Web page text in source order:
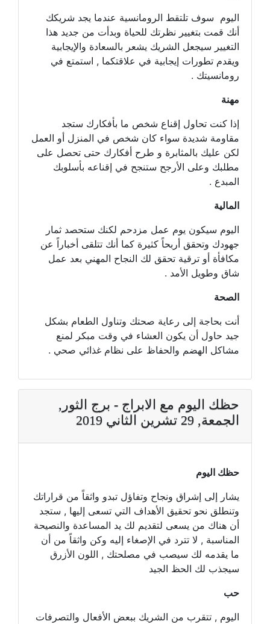
اليوم سوف تلتقط الرومانسية عندما يجد شريكك
أنك قمت بتغيير نظرتك للحياة وبدأت من جديد هذا
التغيير سيجعل الشريك يشعر بالسعادة والإيجابية
ويقدم تطورات إيجابية في علاقتكما , استمتع في
رومانسيتك .
مهنة
إذا كنت تحاول إقناع شخص ما بأفكارك ستجد
مقاومة شديدة سواء كان شخص في المنزل أو العمل
لكن عليك بالمثابرة و طرح أفكارك حتى تحصل على
مطلبك وعلى الأرجح ستنجح في إقناعه بأسلوبك
المبدع .
المالية
اليوم سيكون يوم عمل مزدحم لكنك ستحصد ثمار
جهودك وتحقق أربحاً كثيرة كما أنك تتلقى أخباراً عن
مكافأة أو ترقية تحقق لك النجاح المهني بعد عمل
شاق وطويل الأمد .
الصحة
أنت بحاجة إلى رعاية صحتك وتناول الطعام بشكل
جيد حاول أن يكون العشاء في وقت مبكر لمنع
مشاكل الهضم والحفاظ على نظام غذائي صحي .
حظك اليوم مع الابراج - برج الثور,
الجمعة, 29 تشرين الثاني 2019
حظك اليوم
يشار إلى إشراق ونجاح وتفاؤل تبدو واثقاً من قراراتك
وتنطلق نحو تحقيق الأهداف التي تسعى إليها , ستجد
أن هناك من يسعى لتقديم لك يد المساعدة والنصيحة
المناسبة , لا تترد في الإصغاء إليه وكن واثقاً من أن
ما يقدمه لك سيصب في مصلحتك , اللون الأزرق
سيجذب لك الحظ الجيد
حب
اليوم , تتقرب من الشريك ببعض الأفعال والتصرفات